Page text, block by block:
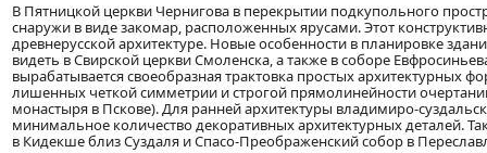
В Пятницкой церкви Чернигова в перекрытии подкупольного
снаружи в виде закомар, расположенных ярусами. Этот
древнерусской архитектуре. Новые особенности в планировке
видеть в Свирской церкви Смоленска, а также в соборе
вырабатывается своеобразная трактовка простых
лишенных четкой симметрии и строгой прямолинейности
монастыря в Пскове). Для ранней архитектуры владимиро-
минимальное количество декоративных архитектурных деталей.
в Кидекше близ Суздаля и Спасо-Преображенский собор в